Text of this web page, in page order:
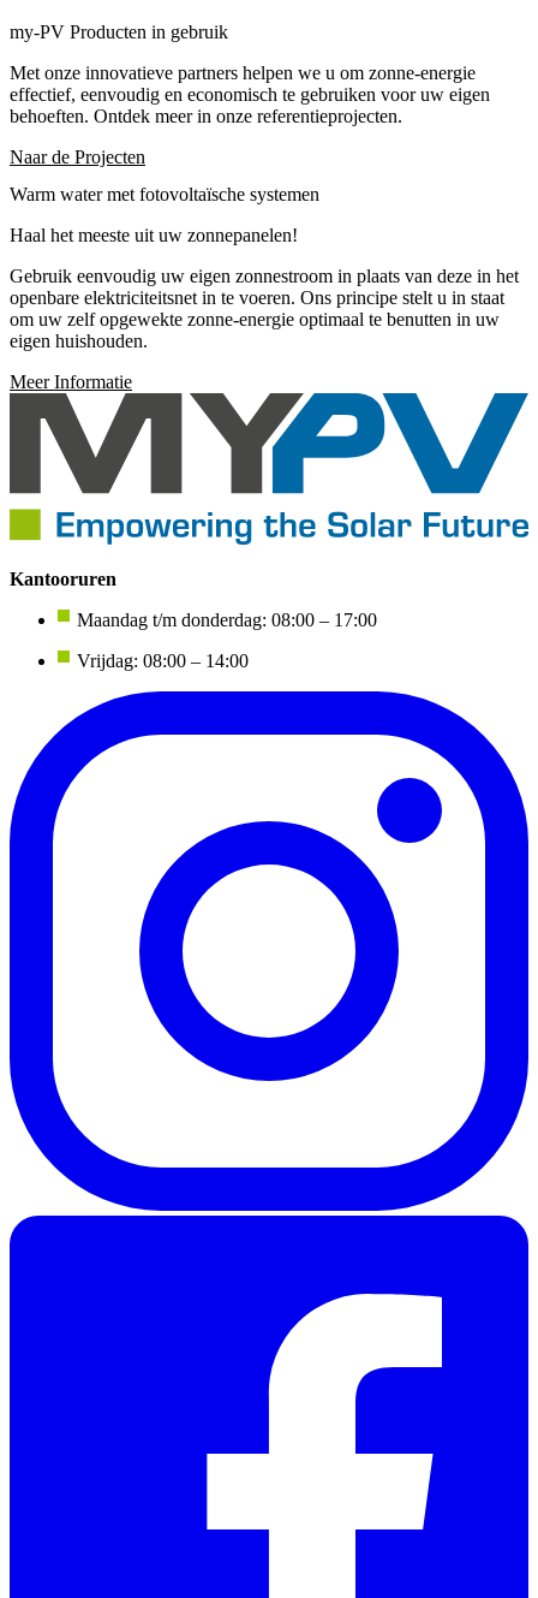
my-PV Producten in gebruik
Met onze innovatieve partners helpen we u om zonne-energie
effectief, eenvoudig en economisch te gebruiken voor uw eigen
behoeften. Ontdek meer in onze referentieprojecten.
Naar de Projecten
Warm water met fotovoltaïsche systemen
Haal het meeste uit uw zonnepanelen!
Gebruik eenvoudig uw eigen zonnestroom in plaats van deze in het
openbare elektriciteitsnet in te voeren. Ons principe stelt u in staat
om uw zelf opgewekte zonne-energie optimaal te benutten in uw
eigen huishouden.
Meer Informatie
Kantooruren
Maandag t/m donderdag: 08:00 – 17:00
Vrijdag: 08:00 – 14:00